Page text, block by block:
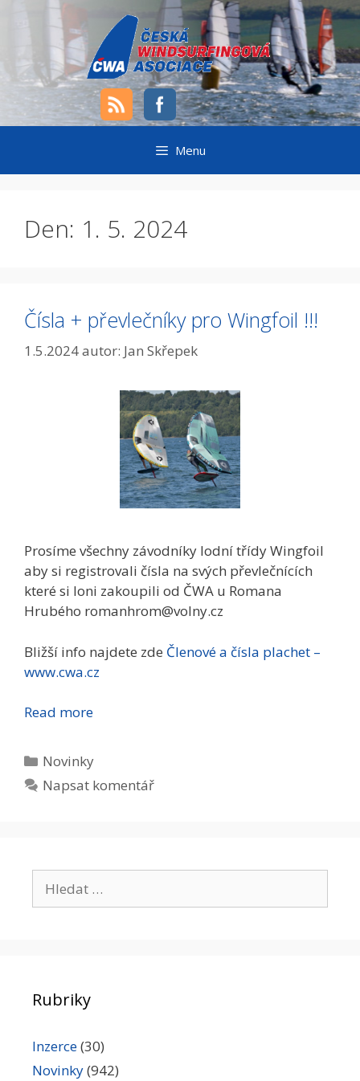
Menu
Den: 1. 5. 2024
Čísla + převlečníky pro Wingfoil !!!
1.5.2024autor: Jan Skřepek
Prosíme všechny závodníky lodní třídy Wingfoil
aby si registrovali čísla na svých převlečnících
které si loni zakoupili od ČWA u Romana
Hrubého romanhrom@volny.cz
Bližší info najdete zde Členové a čísla plachet –
www.cwa.cz
Read more
Rubriky
Novinky
Napsat komentář
Rubriky
Inzerce(30)
Novinky(942)